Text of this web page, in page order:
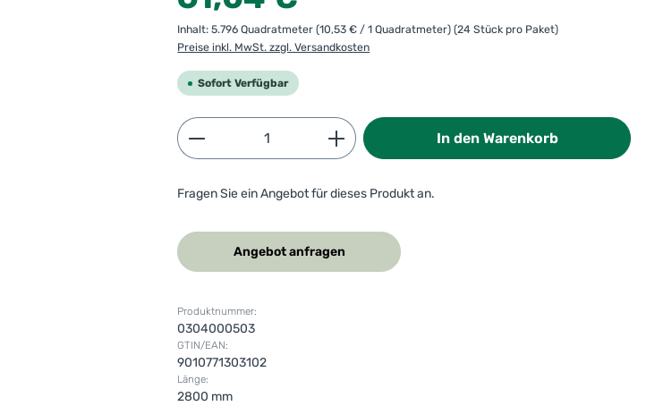
Inhalt:5.796 Quadratmeter(10,53 € / 1 Quadratmeter)(24 Stück pro Paket)
Preise inkl. MwSt. zzgl. Versandkosten
Sofort Verfügbar
Produkt Anzahl: Gib den gewünschten Wert ein
In den Warenkorb
Fragen Sie ein Angebot für dieses Produkt an.
Angebot anfragen
Produktnummer:
0304000503
GTIN/EAN:
9010771303102
Länge:
2800 mm